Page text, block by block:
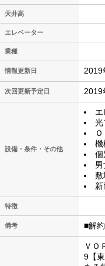
天井高
エレベーター
業種
情報更新日 2019
次回更新予定日 2019
設備・条件・その他
光
機
個
敷
特徴
備考 ■解
ＶＯ
9【